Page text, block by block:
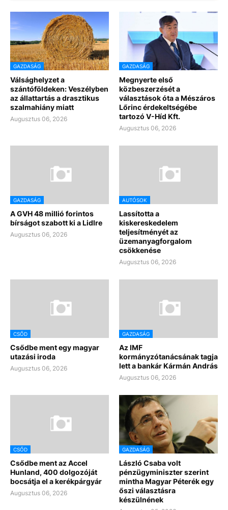
GAZDASÁG
Válsághelyzet a
szántóföldeken: Veszélyben
az állattartás a drasztikus
szalmahiány miatt
Augusztus 06, 2026
GAZDASÁG
Megnyerte első
közbeszerzését a
választások óta a Mészáros
Lőrinc érdekeltségébe
tartozó V-Híd Kft.
Augusztus 06, 2026
GAZDASÁG
A GVH 48 millió forintos
bírságot szabott ki a Lidlre
Augusztus 06, 2026
AUTÓSOK
Lassította a
kiskereskedelem
teljesítményét az
üzemanyagforgalom
csökkenése
Augusztus 06, 2026
CSŐD
Csődbe ment egy magyar
utazási iroda
Augusztus 06, 2026
GAZDASÁG
Az IMF
kormányzótanácsának tagja
lett a bankár Kármán András
Augusztus 06, 2026
CSŐD
Csődbe ment az Accel
Hunland, 400 dolgozóját
bocsátja el a kerékpárgyár
Augusztus 06, 2026
GAZDASÁG
László Csaba volt
pénzügyminiszter szerint
mintha Magyar Péterék egy
őszi választásra
készülnének